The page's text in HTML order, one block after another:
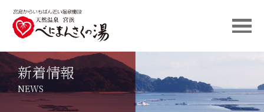
新着情報
NEWS